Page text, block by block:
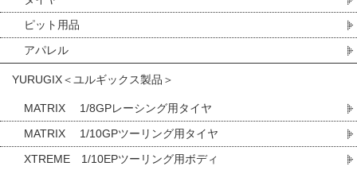
ピット用品
アパレル
YURUGIX＜ユルギックス製品＞
MATRIX 1/8GPレーシング用タイヤ
MATRIX 1/10GPツーリング用タイヤ
XTREME 1/10EPツーリング用ボディ